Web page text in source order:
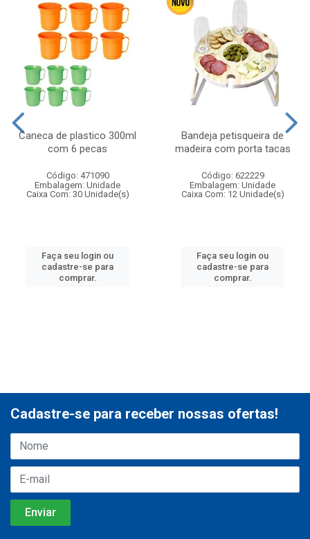
Caneca de plastico 300ml
com 6 pecas
Código: 471090
Embalagem: Unidade
Caixa Com: 30 Unidade(s)
Faça seu login ou
cadastre-se para
comprar.
Bandeja petisqueira de
madeira com porta tacas
Código: 622229
Embalagem: Unidade
Caixa Com: 12 Unidade(s)
Faça seu login ou
cadastre-se para
comprar.
Cadastre-se para receber nossas ofertas!